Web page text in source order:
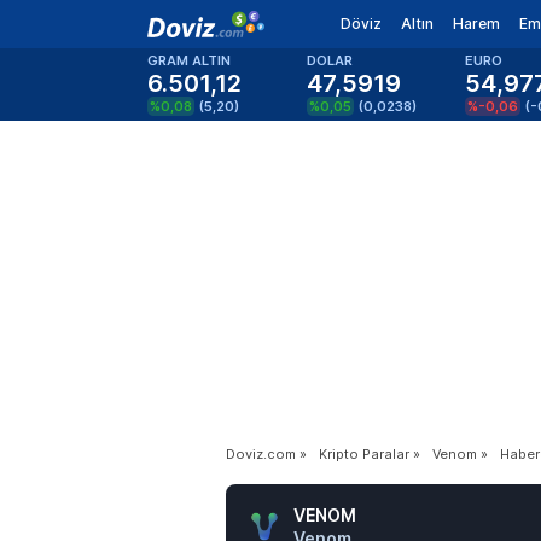
Döviz Altın Harem
GRAM ALTIN
6.501,12
%0,08 (5,20)
DOLAR
47,5919
%0,05 (0,0238)
EURO
%-0,06 (-
Doviz.com » Kripto Paralar » Venom »
VENOM